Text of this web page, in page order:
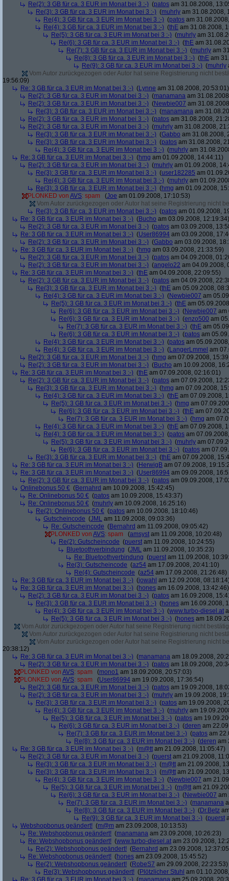
Re(2): 3 GB für ca. 3 EUR im Monat bei 3 :-) (patos am 31.08.2008,
Re(3): 3 GB für ca. 3 EUR im Monat bei 3 :-) (muhrly am 31.08.2008,
Re(4): 3 GB für ca. 3 EUR im Monat bei 3 :-) (patos am
Re(4): 3 GB für ca. 3 EUR im Monat bei 3 :-) (thE am 31.08.2008,
Re(5): 3 GB für ca. 3 EUR im Monat bei 3 :-) (muhrly am
Re(6): 3 GB für ca. 3 EUR im Monat bei 3 :-) (thE am
Re(7): 3 GB für ca. 3 EUR im Monat bei 3 :-) (muhrly am
Re(8): 3 GB für ca. 3 EUR im Monat bei 3 :-) (thE am
Re(9): 3 GB für ca. 3 EUR im Monat bei 3 :-) (muhrly
Vom Autor zurückgezogen oder Autor hat seine Registrierung nicht
19:56:09)
Re: 3 GB für ca. 3 EUR im Monat bei 3 :-) (Lynne am 31.08.2008, 20:53:01)
Re(2): 3 GB für ca. 3 EUR im Monat bei 3 :-) (manamana am
Re(2): 3 GB für ca. 3 EUR im Monat bei 3 :-) (Newbie007 am
Re(3): 3 GB für ca. 3 EUR im Monat bei 3 :-) (manamana am
Re(2): 3 GB für ca. 3 EUR im Monat bei 3 :-) (patos am 31.08.2008,
Re(2): 3 GB für ca. 3 EUR im Monat bei 3 :-) (muhrly am 31.08.2008,
Re(3): 3 GB für ca. 3 EUR im Monat bei 3 :-) (Gabbo am 31.08.2008,
Re(3): 3 GB für ca. 3 EUR im Monat bei 3 :-) (patos am 31.08.2008,
Re(4): 3 GB für ca. 3 EUR im Monat bei 3 :-) (muhrly am
Re: 3 GB für ca. 3 EUR im Monat bei 3 :-) (hmg am 01.09.2008, 14:44:11)
Re(2): 3 GB für ca. 3 EUR im Monat bei 3 :-) (muhrly am 01.09.2008,
Re(3): 3 GB für ca. 3 EUR im Monat bei 3 :-) (user182285 am
Re(4): 3 GB für ca. 3 EUR im Monat bei 3 :-) (muhrly am
Re(3): 3 GB für ca. 3 EUR im Monat bei 3 :-) (hmg am 01.09.2008,
PLONKED von AVS: spam (Joe am 01.09.2008, 17:10:53)
Vom Autor zurückgezogen oder Autor hat seine Registrierung nicht
Re(3): 3 GB für ca. 3 EUR im Monat bei 3 :-) (patos am 01.09.2008,
Re: 3 GB für ca. 3 EUR im Monat bei 3 :-) (Bucho am 03.09.2008, 12:19:34)
Re(2): 3 GB für ca. 3 EUR im Monat bei 3 :-) (patos am 03.09.2008,
Re: 3 GB für ca. 3 EUR im Monat bei 3 :-) (User86994 am 03.09.2008,
Re(2): 3 GB für ca. 3 EUR im Monat bei 3 :-) (Gabbo am 03.09.2008,
Re: 3 GB für ca. 3 EUR im Monat bei 3 :-) (hmg am 03.09.2008, 21:33:59)
Re(2): 3 GB für ca. 3 EUR im Monat bei 3 :-) (patos am 04.09.2008,
Re(2): 3 GB für ca. 3 EUR im Monat bei 3 :-) (angelo22 am 04.09.2008,
Re: 3 GB für ca. 3 EUR im Monat bei 3 :-) (thE am 04.09.2008, 22:09:55)
Re(2): 3 GB für ca. 3 EUR im Monat bei 3 :-) (patos am 04.09.2008,
Re(3): 3 GB für ca. 3 EUR im Monat bei 3 :-) (thE am 05.09.2008,
Re(4): 3 GB für ca. 3 EUR im Monat bei 3 :-) (Newbie007 am
Re(5): 3 GB für ca. 3 EUR im Monat bei 3 :-) (thE am
Re(6): 3 GB für ca. 3 EUR im Monat bei 3 :-) (Newbie007 am
Re(6): 3 GB für ca. 3 EUR im Monat bei 3 :-) (enzo500 am
Re(7): 3 GB für ca. 3 EUR im Monat bei 3 :-) (thE am
Re(6): 3 GB für ca. 3 EUR im Monat bei 3 :-) (patos am
Re(4): 3 GB für ca. 3 EUR im Monat bei 3 :-) (patos am
Re(4): 3 GB für ca. 3 EUR im Monat bei 3 :-) (LangerLmmel am
Re(2): 3 GB für ca. 3 EUR im Monat bei 3 :-) (hmg am 07.09.2008,
Re(2): 3 GB für ca. 3 EUR im Monat bei 3 :-) (Bucho am 10.09.2008,
Re: 3 GB für ca. 3 EUR im Monat bei 3 :-) (thE am 07.09.2008, 02:16:01)
Re(2): 3 GB für ca. 3 EUR im Monat bei 3 :-) (patos am 07.09.2008,
Re(3): 3 GB für ca. 3 EUR im Monat bei 3 :-) (hmg am 07.09.2008,
Re(4): 3 GB für ca. 3 EUR im Monat bei 3 :-) (thE am 07.09.2008,
Re(5): 3 GB für ca. 3 EUR im Monat bei 3 :-) (hmg am
Re(6): 3 GB für ca. 3 EUR im Monat bei 3 :-) (thE am
Re(7): 3 GB für ca. 3 EUR im Monat bei 3 :-) (hmg am
Re(4): 3 GB für ca. 3 EUR im Monat bei 3 :-) (thE am 07.09.2008,
Re(4): 3 GB für ca. 3 EUR im Monat bei 3 :-) (patos am
Re(5): 3 GB für ca. 3 EUR im Monat bei 3 :-) (muhrly am
Re(6): 3 GB für ca. 3 EUR im Monat bei 3 :-) (patos am
Re(3): 3 GB für ca. 3 EUR im Monat bei 3 :-) (thE am 07.09.2008,
Re: 3 GB für ca. 3 EUR im Monat bei 3 :-) (HerwigB am 07.09.2008,
Re: 3 GB für ca. 3 EUR im Monat bei 3 :-) (User86994 am 09.09.2008,
Re(2): 3 GB für ca. 3 EUR im Monat bei 3 :-) (patos am 09.09.2008,
Onlinebonus 50 € (Bernahrd am 10.09.2008, 15:42:45)
Re: Onlinebonus 50 € (patos am 10.09.2008, 15:43:37)
Re: Onlinebonus 50 € (muhrly am 10.09.2008, 16:25:16)
Re(2): Onlinebonus 50 € (patos am 10.09.2008, 18:10:46)
Gutscheincode (JML am 11.09.2008, 09:03:36)
Re: Gutscheincode (Bernahrd am 11.09.2008, 09:05:42)
PLONKED von AVS: spam (amsyst am 11.09.2008, 10:20:48)
Re(2): Gutscheincode (puerst am 11.09.2008, 10:24:55)
Bluetoothverbindung (JML am 11.09.2008, 10:35:23)
Re: Bluetoothverbindung (puerst am 11.09.2008,
Re(3): Gutscheincode (az54 am 17.09.2008, 20:41:10)
Re(4): Gutscheincode (az54 am 17.09.2008, 21:26:48)
Re: 3 GB für ca. 3 EUR im Monat bei 3 :-) (jowahl am 12.09.2008,
Re: 3 GB für ca. 3 EUR im Monat bei 3 :-) (hones am 16.09.2008, 13:42:46)
Re(2): 3 GB für ca. 3 EUR im Monat bei 3 :-) (patos am 16.09.2008,
Re(3): 3 GB für ca. 3 EUR im Monat bei 3 :-) (hones am 16.09.2008,
Re(4): 3 GB für ca. 3 EUR im Monat bei 3 :-) (www.turbo-diesel.at
Re(5): 3 GB für ca. 3 EUR im Monat bei 3 :-) (hones am
Vom Autor zurückgezogen oder Autor hat seine Registrierung nicht
Vom Autor zurückgezogen oder Autor hat seine Registrierung nicht
Vom Autor zurückgezogen oder Autor hat seine Registrierung nicht
20:38:12)
Re: 3 GB für ca. 3 EUR im Monat bei 3 :-) (manamana am 18.09.2008,
Re(2): 3 GB für ca. 3 EUR im Monat bei 3 :-) (patos am 18.09.2008,
PLONKED von AVS: spam (mono1 am 18.09.2008, 20:57:03)
PLONKED von AVS: spam (User86994 am 19.09.2008, 17:36:54)
Re(2): 3 GB für ca. 3 EUR im Monat bei 3 :-) (patos am 19.09.2008,
Re(2): 3 GB für ca. 3 EUR im Monat bei 3 :-) (muhrly am 19.09.2008,
Re(3): 3 GB für ca. 3 EUR im Monat bei 3 :-) (patos am 19.09.2008,
Re(4): 3 GB für ca. 3 EUR im Monat bei 3 :-) (muhrly am
Re(5): 3 GB für ca. 3 EUR im Monat bei 3 :-) (patos am
Re(6): 3 GB für ca. 3 EUR im Monat bei 3 :-) (deren am
Re(7): 3 GB für ca. 3 EUR im Monat bei 3 :-) (patos am
Re(8): 3 GB für ca. 3 EUR im Monat bei 3 :-) (deren am
Re: 3 GB für ca. 3 EUR im Monat bei 3 :-) (m@tt am 21.09.2008, 11:05:47)
Re(2): 3 GB für ca. 3 EUR im Monat bei 3 :-) (puerst am 21.09.2008,
Re(3): 3 GB für ca. 3 EUR im Monat bei 3 :-) (m@tt am 21.09.2008,
Re(3): 3 GB für ca. 3 EUR im Monat bei 3 :-) (m@tt am 21.09.2008,
Re(4): 3 GB für ca. 3 EUR im Monat bei 3 :-) (Newbie007 am
Re(5): 3 GB für ca. 3 EUR im Monat bei 3 :-) (m@tt am
Re(6): 3 GB für ca. 3 EUR im Monat bei 3 :-) (Newbie007 am
Re(7): 3 GB für ca. 3 EUR im Monat bei 3 :-) (manamana
Re(8): 3 GB für ca. 3 EUR im Monat bei 3 :-) (Dr.Betz
Re(9): 3 GB für ca. 3 EUR im Monat bei 3 :-) (puerst
Webshopbonus geändert! (m@m am 23.09.2008, 10:13:53)
Re: Webshopbonus geändert! (manamana am 23.09.2008, 10:26:23)
Re: Webshopbonus geändert! (www.turbo-diesel.at am 23.09.2008,
Re(2): Webshopbonus geändert! (Bernahrd am 23.09.2008,
Re: Webshopbonus geändert! (hones am 23.09.2008, 15:45:52)
Re(2): Webshopbonus geändert! (RobeS7 am 29.09.2008, 22:23:53)
Re(3): Webshopbonus geändert! (Plötzlicher Stuhl am
Re: 3 GB für ca. 3 EUR im Monat bei 3 :-) (manamana am 25.09.2008,